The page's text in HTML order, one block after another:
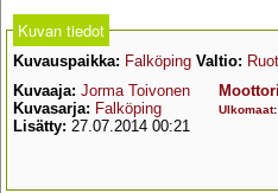
Kuvan tiedot
Kuvauspaikka: Falköping Valtio:
Kuvaaja: Jorma Toivonen
Kuvasarja: Falköping
Lisätty: 27.07.2014 00:21
Ulkomaat: